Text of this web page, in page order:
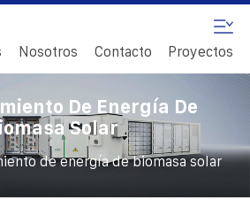
Nosotros Contacto Proyectos
De Energía De
Solar
de energía de biomasa solar